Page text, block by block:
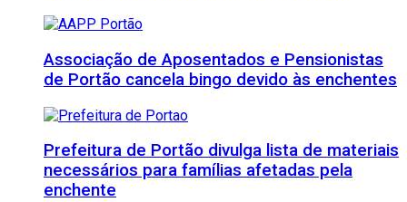
Associação de Aposentados e Pensionistas
de Portão cancela bingo devido às enchentes
Prefeitura de Portão divulga lista de materiais
necessários para famílias afetadas pela
enchente